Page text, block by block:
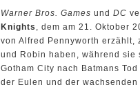
Warner Bros. Games und DC
Knights , dem am 21. Oktober
von Alfred Pennyworth
und Robin haben, während
Gotham City nach Batmans
der Eulen und der